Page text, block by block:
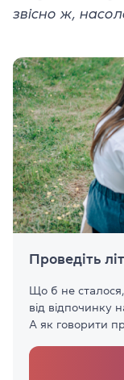
звісно ж,
Проведіть
Що б не
від відпочинку
А як говорити